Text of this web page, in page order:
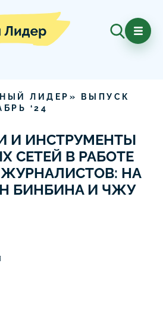
ЛИДЕР» ВЫПУСК
‘24
И ИНСТРУМЕНТЫ
СЕТЕЙ В РАБОТЕ
НА
БИНБИНА И ЧЖУ